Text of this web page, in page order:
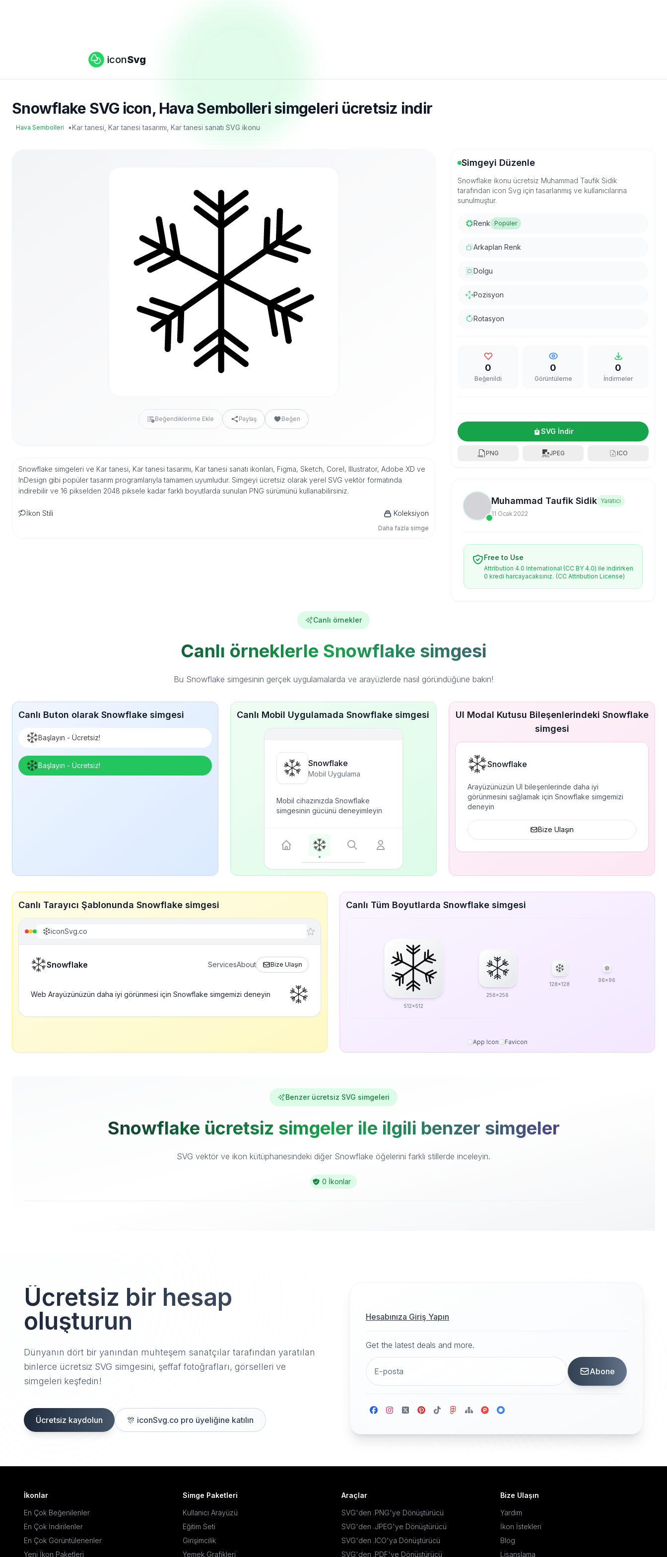
iconSvg
Snowflake SVG icon, Hava Sembolleri simgeleri ücretsiz indir
Hava Sembolleri •Kar tanesi, Kar tanesi tasarımı, Kar tanesi sanatı SVG ikonu
Beğendiklerime Ekle Paylaş Beğen
Snowflake simgeleri ve Kar tanesi, Kar tanesi tasarımı, Kar tanesi sanatı ikonları, Figma, Sketch, Corel, Illustrator, Adobe XD ve
InDesign gibi popüler tasarım programlarıyla tamamen uyumludur. Simgeyi ücretsiz olarak yerel SVG vektör formatında
indirebilir ve 16 pikselden 2048 piksele kadar farklı boyutlarda sunulan PNG sürümünü kullanabilirsiniz.
İkon Stili Koleksiyon
Daha fazla simge
Simgeyi Düzenle
Snowflake ikonu ücretsiz Muhammad Taufik Sidik
tarafından icon Svg için tasarlanmış ve kullanıcılarına
sunulmuştur.
Renk Popüler
Arkaplan Renk
Dolgu
Pozisyon
Rotasyon
0
Beğenildi
0
Görüntüleme
0
İndirmeler
SVG İndir
PNG JPEG ICO
Muhammad Taufik Sidik Yaratıcı
11 Ocak 2022
Free to Use
Attribution 4.0 International (CC BY 4.0) ile indirirken
0 kredi harcayacaksınız. (CC Attribution License)
Canlı örnekler
Canlı örneklerle Snowflake simgesi
Bu Snowflake simgesinin gerçek uygulamalarda ve arayüzlerde nasıl göründüğüne bakın!
Canlı Buton olarak Snowflake simgesi
Başlayın - Ücretsiz!
Başlayın - Ücretsiz!
Canlı Mobil Uygulamada Snowflake simgesi
Snowflake
Mobil Uygulama
Mobil cihazınızda Snowflake
simgesinin gücünü deneyimleyin
UI Modal Kutusu Bileşenlerindeki Snowflake
simgesi
Snowflake
Arayüzünüzün UI bileşenlerinde daha iyi
görünmesini sağlamak için Snowflake simgemizi
deneyin
Bize Ulaşın
Canlı Tarayıcı Şablonunda Snowflake simgesi
iconSvg.co
Snowflake ServicesAbout Bize Ulaşın
Web Arayüzünüzün daha iyi görünmesi için Snowflake simgemizi deneyin
Canlı Tüm Boyutlarda Snowflake simgesi
512x512
256x256
128x128
96x96
App Icon Favicon
Benzer ücretsiz SVG simgeleri
Snowflake ücretsiz simgeler ile ilgili benzer simgeler
SVG vektör ve ikon kütüphanesindeki diğer Snowflake öğelerini farklı stillerde inceleyin.
0 İkonlar
Ücretsiz bir hesap
oluşturun
Dünyanın dört bir yanından muhteşem sanatçılar tarafından yaratılan
binlerce ücretsiz SVG simgesini, şeffaf fotoğrafları, görselleri ve
simgeleri keşfedin!
Ücretsiz kaydolun 🎊 iconSvg.co pro üyeliğine katılın
Hesabınıza Giriş Yapın
Get the latest deals and more.
Abone
İkonlar
En Çok Beğenilenler
En Çok İndirilenler
En Çok Görüntülenenler
Yeni İkon Paketleri
Simge Paketleri
Kullanıcı Arayüzü
Eğitim Seti
Girişimcilik
Yemek Grafikleri
Araçlar
SVG'den .PNG'ye Dönüştürücü
SVG'den .JPEG'ye Dönüştürücü
SVG'den .ICO'ya Dönüştürücü
SVG'den .PDF'ye Dönüştürücü
Bize Ulaşın
Yardım
İkon İstekleri
Blog
Lisanslama